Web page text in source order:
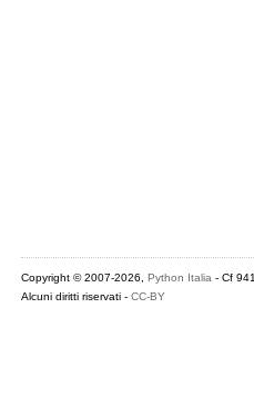
Copyright © 2007-2026, Python Italia - Cf
Alcuni diritti riservati - CC-BY